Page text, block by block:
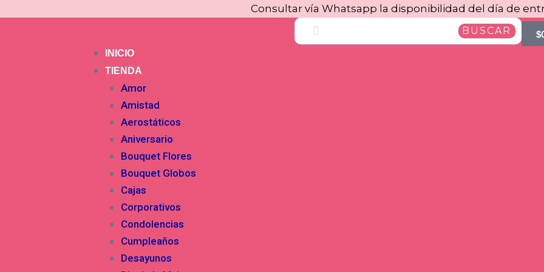
Consultar vía Whatsapp la disponibilidad del día de
BUSCAR $
INICIO
TIENDA
Amor
Amistad
Aerostáticos
Aniversario
Bouquet Flores
Bouquet Globos
Cajas
Corporativos
Condolencias
Cumpleaños
Desayunos